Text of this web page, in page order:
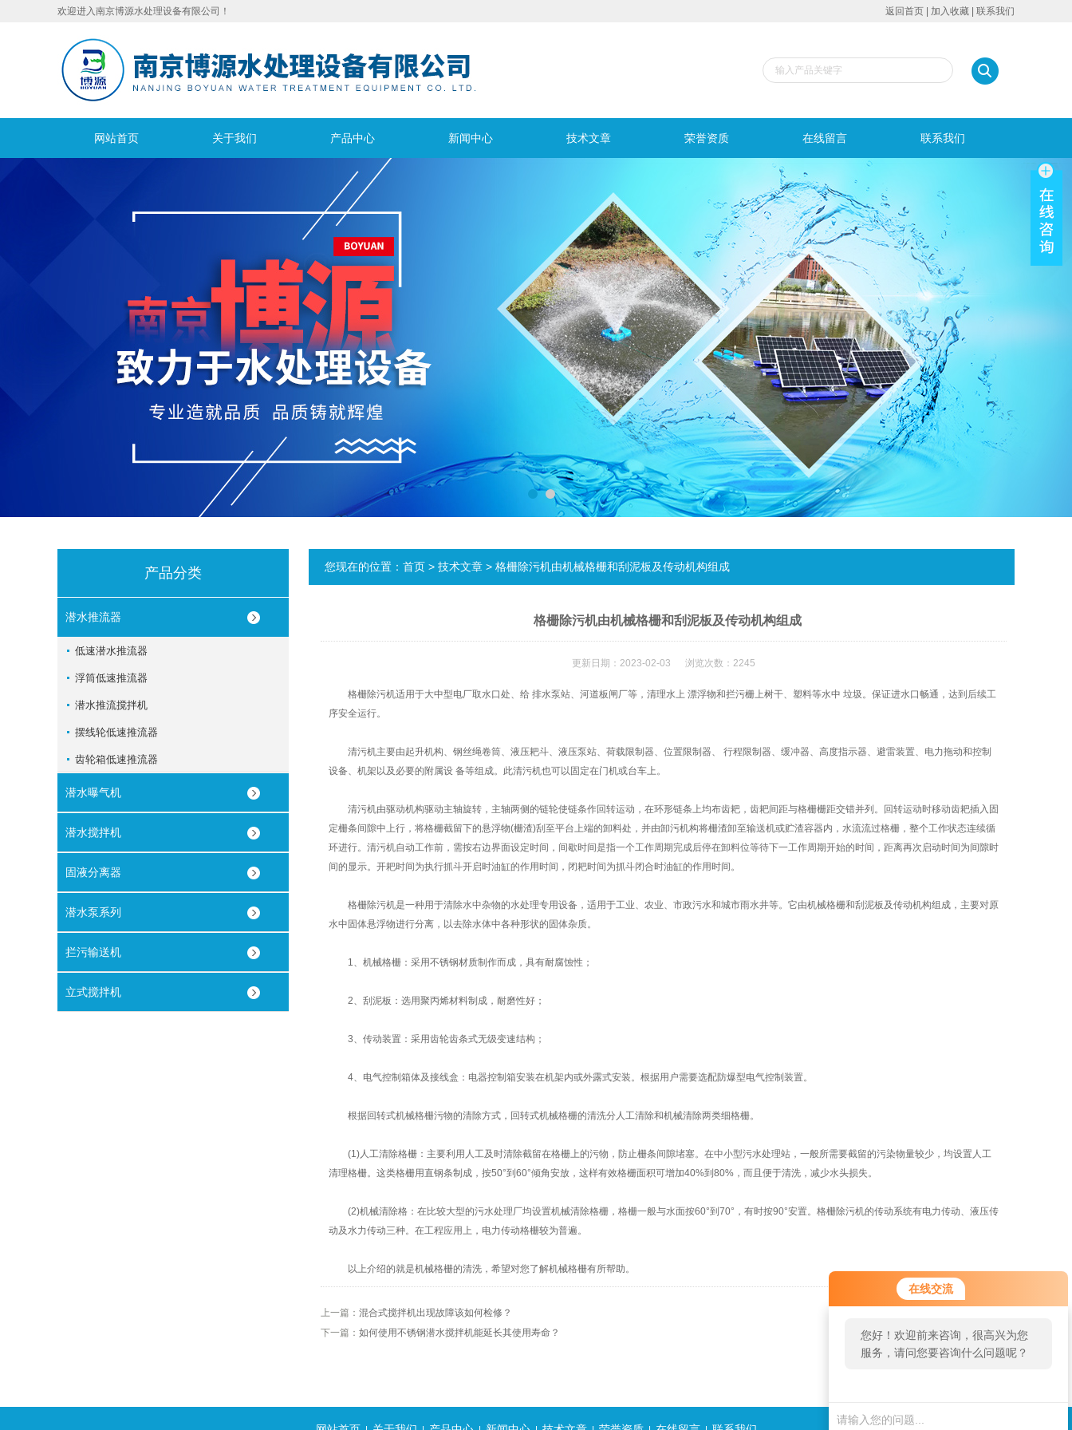
在线交流
您好！欢迎前来咨询，很高兴为您
服务，请问您要咨询什么问题呢？
欢迎进入南京博源水处理设备有限公司！ 返回首页 加入收藏 联系我们
网站首页 关于我们 产品中心 新闻中心 技术文章 荣誉资质 在线留言 联系我们
产品分类
潜水推流器
低速潜水推流器
浮筒低速推流器
潜水推流搅拌机
摆线轮低速推流器
齿轮箱低速推流器
潜水曝气机
潜水搅拌机
固液分离器
潜水泵系列
拦污输送机
立式搅拌机
您现在的位置： 首页 > 技术文章 > 格栅除污机由机械格栅和刮泥板及传动机构组成
格栅除污机由机械格栅和刮泥板及传动机构组成
更新日期：2023-02-03 浏览次数：2245
格栅除污机适用于大中型电厂取水口处、给 排水泵站、河道板闸厂等，清理水上 漂浮物和拦污栅上树干、塑料等水中 垃圾。保证进水口畅通，达到后续工
序安全运行。
清污机主要由起升机构、钢丝绳卷筒、液压耙斗、液压泵站、荷载限制器、位置限制器、 行程限制器、缓冲器、高度指示器、避雷装置、电力拖动和控制
设备、机架以及必要的附属设 备等组成。此清污机也可以固定在门机或台车上。
清污机由驱动机构驱动主轴旋转，主轴两侧的链轮使链条作回转运动，在环形链条上均布齿耙，齿耙间距与格栅栅距交错并列。回转运动时移动齿耙插入固
定栅条间隙中上行，将格栅截留下的悬浮物(栅渣)刮至平台上端的卸料处，并由卸污机构将栅渣卸至输送机或贮渣容器内，水流流过格栅，整个工作状态连续循
环进行。清污机自动工作前，需按右边界面设定时间，间歇时间是指一个工作周期完成后停在卸料位等待下一工作周期开始的时间，距离再次启动时间为间隙时
间的显示。开耙时间为执行抓斗开启时油缸的作用时间，闭耙时间为抓斗闭合时油缸的作用时间。
格栅除污机是一种用于清除水中杂物的水处理专用设备，适用于工业、农业、市政污水和城市雨水井等。它由机械格栅和刮泥板及传动机构组成，主要对原
水中固体悬浮物进行分离，以去除水体中各种形状的固体杂质。
1、机械格栅：采用不锈钢材质制作而成，具有耐腐蚀性；
2、刮泥板：选用聚丙烯材料制成，耐磨性好；
3、传动装置：采用齿轮齿条式无级变速结构；
4、电气控制箱体及接线盒：电器控制箱安装在机架内或外露式安装。根据用户需要选配防爆型电气控制装置。
根据回转式机械格栅污物的清除方式，回转式机械格栅的清洗分人工清除和机械清除两类细格栅。
(1)人工清除格栅：主要利用人工及时清除截留在格栅上的污物，防止栅条间隙堵塞。在中小型污水处理站，一般所需要截留的污染物量较少，均设置人工
清理格栅。这类格栅用直钢条制成，按50°到60°倾角安放，这样有效格栅面积可增加40%到80%，而且便于清洗，减少水头损失。
(2)机械清除格：在比较大型的污水处理厂均设置机械清除格栅，格栅一般与水面按60°到70°，有时按90°安置。格栅除污机的传动系统有电力传动、液压传
动及水力传动三种。在工程应用上，电力传动格栅较为普遍。
以上介绍的就是机械格栅的清洗，希望对您了解机械格栅有所帮助。
上一篇： 混合式搅拌机出现故障该如何检修？
下一篇： 如何使用不锈钢潜水搅拌机能延长其使用寿命？